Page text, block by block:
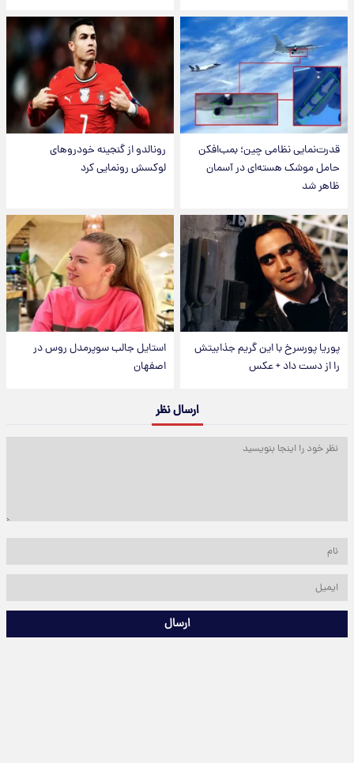
قدرت‌نمایی نظامی چین؛ بمب‌افکن
حامل موشک هسته‌ای در آسمان
ظاهر شد
رونالدو از گنجینه خودروهای
لوکسش رونمایی کرد
پوریا پورسرخ با این گریم جذابیتش
را از دست داد + عکس
استایل جالب سوپرمدل روس در
اصفهان
ارسال نظر
ارسال